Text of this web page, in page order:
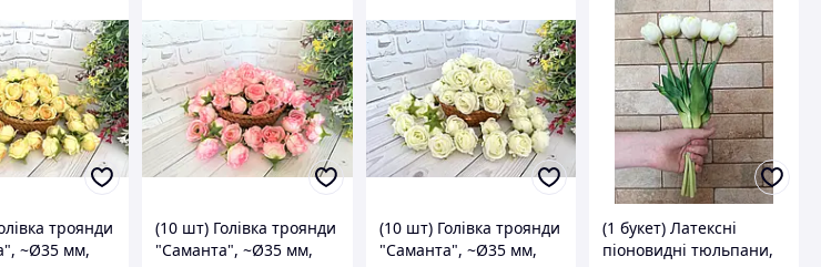
троянди
~Ø35 мм,
(10 шт) Голівка троянди
"Саманта", ~Ø35 мм,
(10 шт) Голівка троянди
"Саманта", ~Ø35 мм,
(1 букет) Латексні
піоновидні тюльпани,